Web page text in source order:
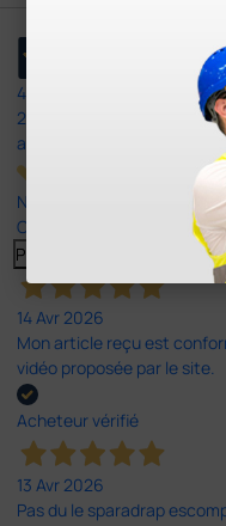
4,5
23
avis
Nos avis 4 et 5 étoiles.
Cliquez ici pour tous les lire
Previous
14 Avr 2026
Mon article reçu est
vidéo proposée par le site.
Acheteur vérifié
13 Avr 2026
Pas du le sparadrap